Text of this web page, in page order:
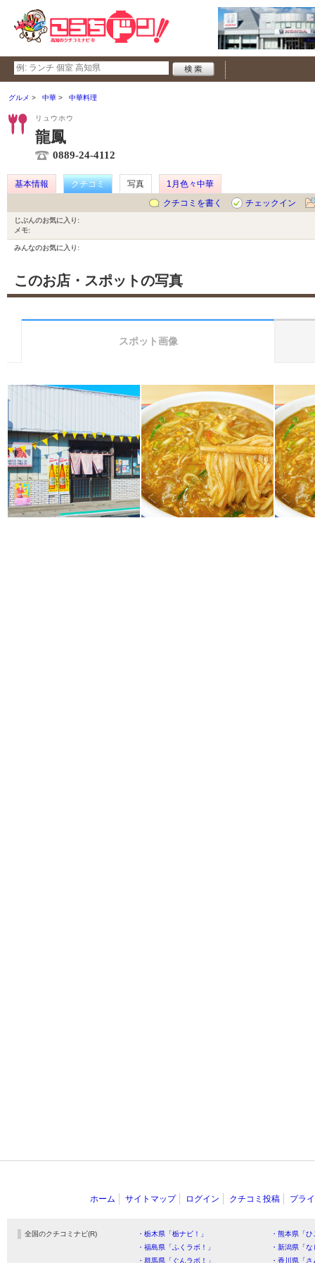
グルメ 中華 中華料理
リュウホウ
龍鳳
0889-24-4112
基本情報 クチコミ 写真
1月色々中華
クチコミを書く
チェックイン
じぶんのお気に入り:
メモ:
みんなのお気に入り:
このお店・スポットの写真
スポット画像
ホーム サイトマップ ログイン クチコミ投稿 プラ
全国のクチコミナビ(R) ・栃木県「栃ナビ！」
・熊本県「
・福島県「ふくラボ！」
・新潟県「
・群馬県「ぐんラボ！」
・香川県「